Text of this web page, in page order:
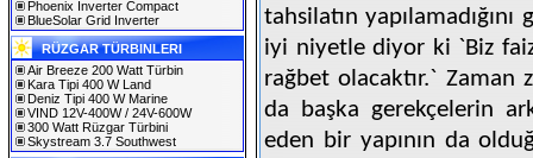
Phoenix Inverter Compact
BlueSolar Grid Inverter
RÜZGAR TÜRBINLERI
Air Breeze 200 Watt Türbin
Kara Tipi 400 W Land
Deniz Tipi 400 W Marine
VIND 12V-400W / 24V-600W
300 Watt Rüzgar Türbini
Skystream 3.7 Southwest
tahsilatın
iyi niyetle diyor ki `Biz
rağbet olacaktır.` Zaman
da başka gerekçelerin
eden bir yapının da